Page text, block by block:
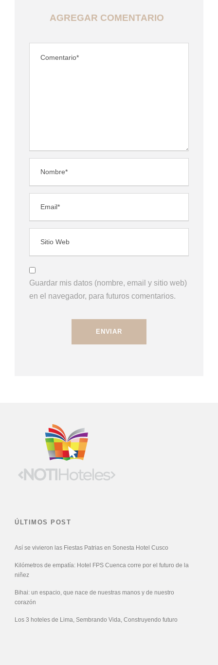
AGREGAR COMENTARIO
Guardar mis datos (nombre, email y sitio web)
en el navegador, para futuros comentarios.
ÚLTIMOS POST
Así se vivieron las Fiestas Patrias en Sonesta Hotel Cusco
Kilómetros de empatía: Hotel FPS Cuenca corre por el futuro de la
niñez
Bihai: un espacio, que nace de nuestras manos y de nuestro
corazón
Los 3 hoteles de Lima, Sembrando Vida, Construyendo futuro